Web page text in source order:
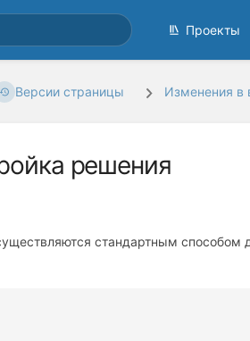
Проекты
Версии страницы Изменения в
решения
стандартным